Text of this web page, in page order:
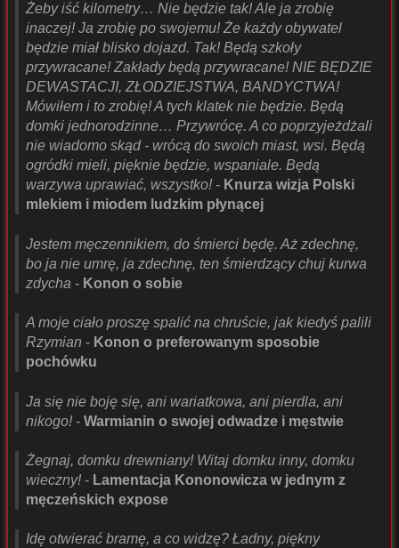
Żeby iść kilometry… Nie będzie tak! Ale ja zrobię
inaczej! Ja zrobię po swojemu! Że każdy obywatel
będzie miał blisko dojazd. Tak! Będą szkoły
przywracane! Zakłady będą przywracane! NIE BĘDZIE
DEWASTACJI, ZŁODZIEJSTWA, BANDYCTWA!
Mówiłem i to zrobię! A tych klatek nie będzie. Będą
domki jednorodzinne… Przywrócę. A co poprzyjeżdżali
nie wiadomo skąd - wrócą do swoich miast, wsi. Będą
ogródki mieli, pięknie będzie, wspaniale. Będą
warzywa uprawiać, wszystko!- Knurza wizja Polski
mlekiem i miodem ludzkim płynącej
Jestem męczennikiem, do śmierci będę. Aż zdechnę,
bo ja nie umrę, ja zdechnę, ten śmierdzący chuj kurwa
zdycha - Konon o sobie
A moje ciało proszę spalić na chruście, jak kiedyś palili
Rzymian - Konon o preferowanym sposobie
pochówku
Ja się nie boję się, ani wariatkowa, ani pierdla, ani
nikogo!- Warmianin o swojej odwadze i męstwie
Żegnaj, domku drewniany! Witaj domku inny, domku
wieczny!- Lamentacja Kononowicza w jednym z
męczeńskich expose
Idę otwierać bramę, a co widzę? Ładny, piękny